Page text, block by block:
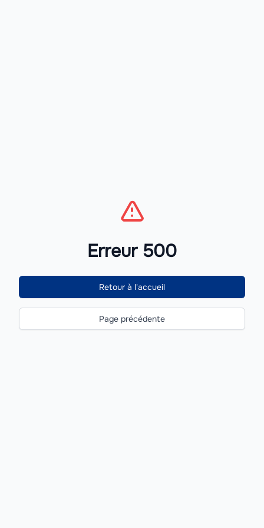
Erreur 500
Retour à l'accueil
Page précédente